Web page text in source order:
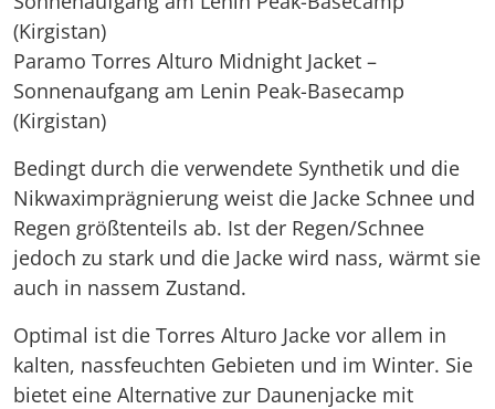
Paramo Torres Alturo Midnight Jacket –
Sonnenaufgang am Lenin Peak-Basecamp
(Kirgistan)
Bedingt durch die verwendete Synthetik und die
Nikwaximprägnierung weist die Jacke Schnee und
Regen größtenteils ab. Ist der Regen/Schnee
jedoch zu stark und die Jacke wird nass, wärmt sie
auch in nassem Zustand.
Optimal ist die Torres Alturo Jacke vor allem in
kalten, nassfeuchten Gebieten und im Winter. Sie
bietet eine Alternative zur Daunenjacke mit